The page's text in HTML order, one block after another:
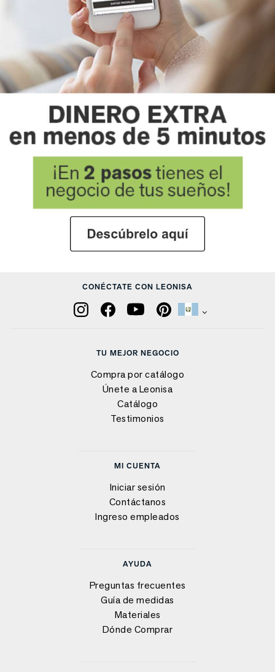
CONÉCTATE CON LEONISA
TU MEJOR NEGOCIO
Compra por catálogo
Únete a Leonisa
Catálogo
Testimonios
MI CUENTA
Iniciar sesión
Contáctanos
Ingreso empleados
AYUDA
Preguntas frecuentes
Guía de medidas
Materiales
Dónde Comprar